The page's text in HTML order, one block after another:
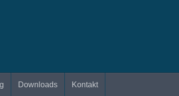
Downloads Kontakt